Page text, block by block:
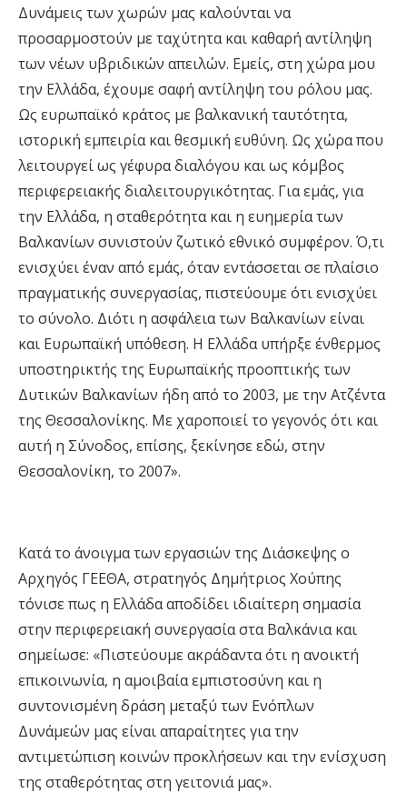
Δυνάμεις των χωρών μας καλούνται να
προσαρμοστούν με ταχύτητα και καθαρή αντίληψη
των νέων υβριδικών απειλών. Εμείς, στη χώρα μου
την Ελλάδα, έχουμε σαφή αντίληψη του ρόλου μας.
Ως ευρωπαϊκό κράτος με βαλκανική ταυτότητα,
ιστορική εμπειρία και θεσμική ευθύνη. Ως χώρα που
λειτουργεί ως γέφυρα διαλόγου και ως κόμβος
περιφερειακής διαλειτουργικότητας. Για εμάς, για
την Ελλάδα, η σταθερότητα και η ευημερία των
Βαλκανίων συνιστούν ζωτικό εθνικό συμφέρον. Ό,τι
ενισχύει έναν από εμάς, όταν εντάσσεται σε πλαίσιο
πραγματικής συνεργασίας, πιστεύουμε ότι ενισχύει
το σύνολο. Διότι η ασφάλεια των Βαλκανίων είναι
και Ευρωπαϊκή υπόθεση. Η Ελλάδα υπήρξε ένθερμος
υποστηρικτής της Ευρωπαϊκής προοπτικής των
Δυτικών Βαλκανίων ήδη από το 2003, με την Ατζέντα
της Θεσσαλονίκης. Με χαροποιεί το γεγονός ότι και
αυτή η Σύνοδος, επίσης, ξεκίνησε εδώ, στην
Θεσσαλονίκη, το 2007».
Κατά το άνοιγμα των εργασιών της Διάσκεψης ο
Αρχηγός ΓΕΕΘΑ, στρατηγός Δημήτριος Χούπης
τόνισε πως η Ελλάδα αποδίδει ιδιαίτερη σημασία
στην περιφερειακή συνεργασία στα Βαλκάνια και
σημείωσε: «Πιστεύουμε ακράδαντα ότι η ανοικτή
επικοινωνία, η αμοιβαία εμπιστοσύνη και η
συντονισμένη δράση μεταξύ των Ενόπλων
Δυνάμεών μας είναι απαραίτητες για την
αντιμετώπιση κοινών προκλήσεων και την ενίσχυση
της σταθερότητας στη γειτονιά μας».